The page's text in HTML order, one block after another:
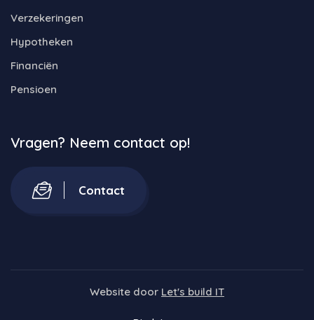
Verzekeringen
Hypotheken
Financiën
Pensioen
Vragen? Neem contact op!
Contact
Website door Let's build IT